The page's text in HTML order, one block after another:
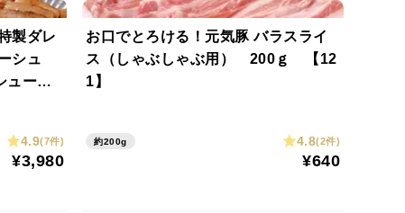
製ダレ
シュ
ュー
4.9(7件)
¥3,980
お口でとろける！元気豚 バラスライ
ス（しゃぶしゃぶ用） 200ｇ 【12
1】
約200g 4.8(2件)
¥640